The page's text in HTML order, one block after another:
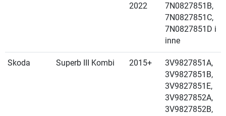
2022
7N0827851B,
7N0827851C,
7N0827851D i
inne
Skoda Superb III Kombi 2015+
3V9827851A,
3V9827851B,
3V9827851E,
3V9827852A,
3V9827852B,